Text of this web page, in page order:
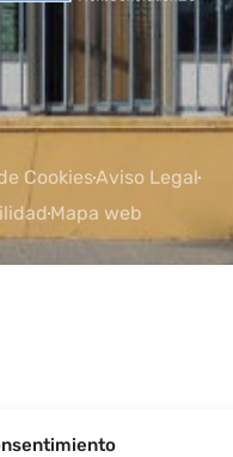
CookiesAviso Legal
Mapa web